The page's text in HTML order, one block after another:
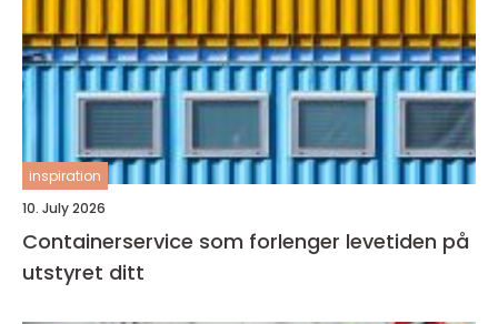
inspiration
10. July 2026
Containerservice som forlenger levetiden på
utstyret ditt